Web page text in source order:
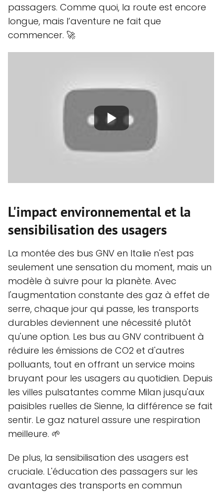
passagers. Comme quoi, la route est encore
longue, mais l’aventure ne fait que
commencer. 🚀
L'impact environnemental et la
sensibilisation des usagers
La montée des bus GNV en Italie n'est pas
seulement une sensation du moment, mais un
modèle à suivre pour la planète. Avec
l'augmentation constante des gaz à effet de
serre, chaque jour qui passe, les transports
durables deviennent une nécessité plutôt
qu'une option. Les bus au GNV contribuent à
réduire les émissions de CO2 et d'autres
polluants, tout en offrant un service moins
bruyant pour les usagers au quotidien. Depuis
les villes pulsatantes comme Milan jusqu'aux
paisibles ruelles de Sienne, la différence se fait
sentir. Le gaz naturel assure une respiration
meilleure. 🌱
De plus, la sensibilisation des usagers est
cruciale. L'éducation des passagers sur les
avantages des transports en commun